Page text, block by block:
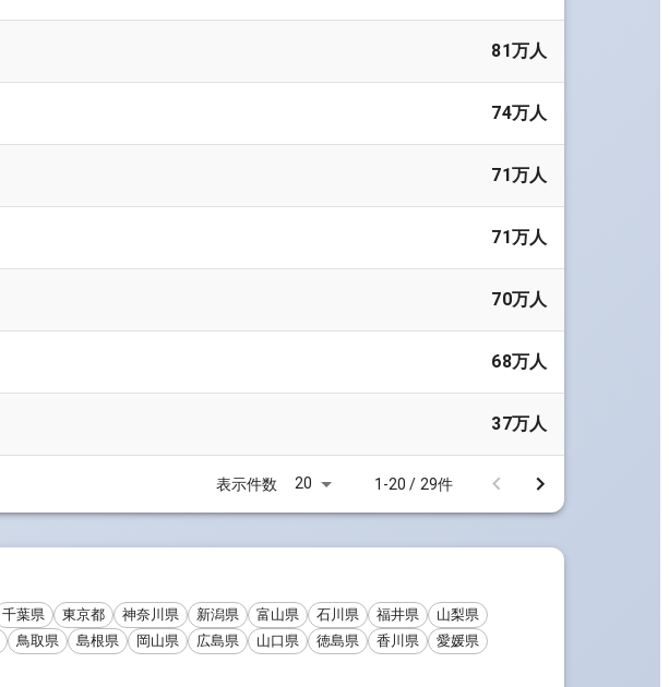
81万人
74万人
71万人
71万人
70万人
68万人
37万人
表示件数 20 1-20 / 29件
千葉県 東京都 神奈川県 新潟県 富山県 石川県 福井県
山梨県
鳥取県 島根県 岡山県 広島県 山口県 徳島県 香川県
愛媛県